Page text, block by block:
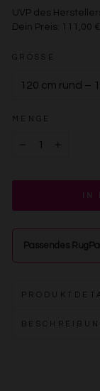
UVP des
Dein Preis: 111,00 €
GRÖSSE
MENGE
IN
Passendes